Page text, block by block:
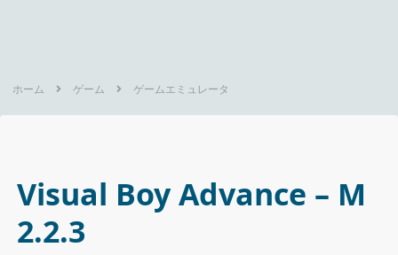
ホーム ゲーム ゲームエミュレータ
Visual Boy Advance – M
2.2.3